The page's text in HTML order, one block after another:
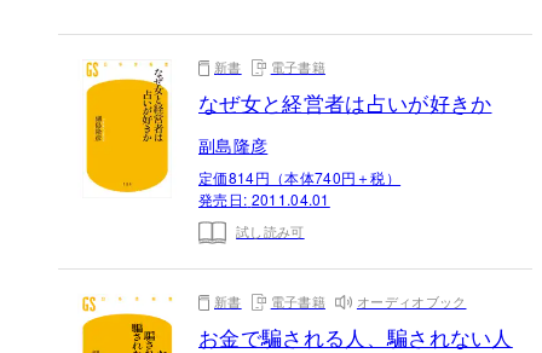
新書 電子書籍
なぜ女と経営者は占いが好きか
副島隆彦
定価814円（本体740円＋税）
発売日: 2011.04.01
試し読み可
新書 電子書籍 オーディオブック
お金で騙される人、騙されない人